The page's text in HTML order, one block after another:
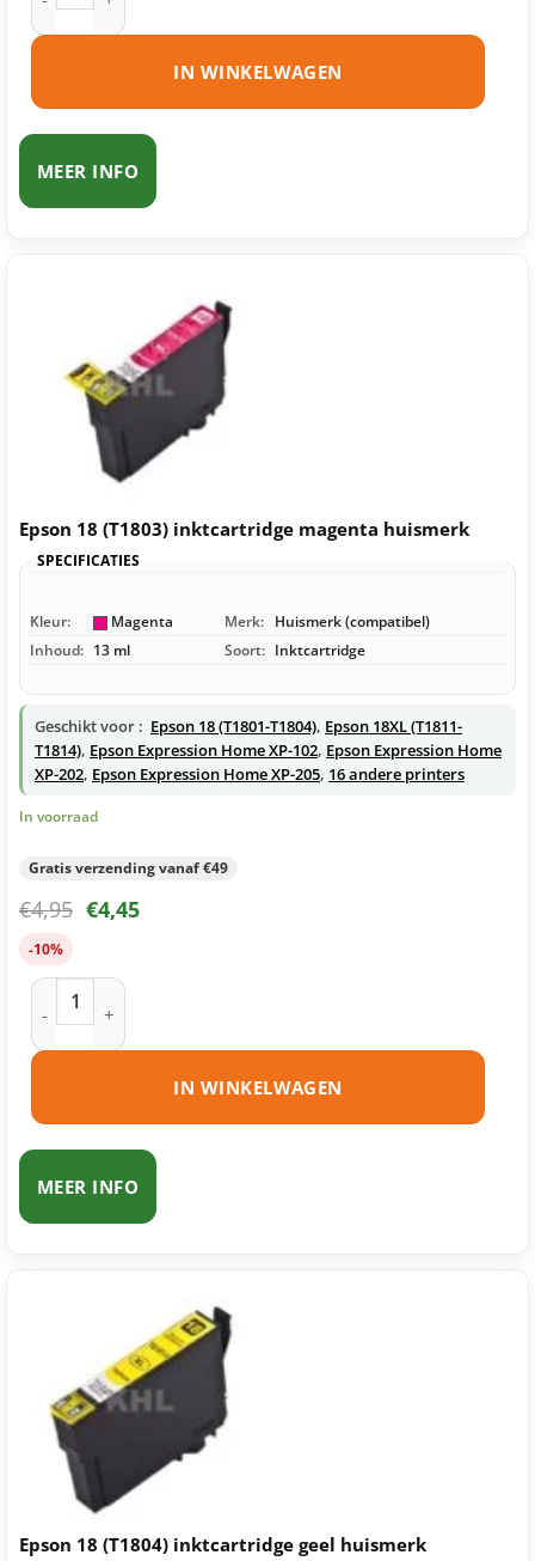
IN WINKELWAGEN
MEER INFO
Epson 18 (T1803) inktcartridge magenta huismerk
SPECIFICATIES
Kleur: Magenta Merk: Huismerk (compatibel)
Inhoud: 13 ml Soort: Inktcartridge
Geschikt voor : Epson 18 (T1801-T1804), Epson 18XL (T1811-
T1814), Epson Expression Home XP-102, Epson Expression Home
XP-202, Epson Expression Home XP-205, 16 andere printers
In voorraad
Gratis verzending vanaf €49
€4,95 €4,45
-10%
Epson 18 (T1803) inktcartridge magenta huismerk aantal
IN WINKELWAGEN
MEER INFO
Epson 18 (T1804) inktcartridge geel huismerk